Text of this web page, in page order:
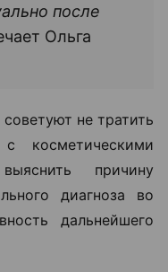
после
Ольга
не тратить
косметическими
причину
диагноза во
дальнейшего